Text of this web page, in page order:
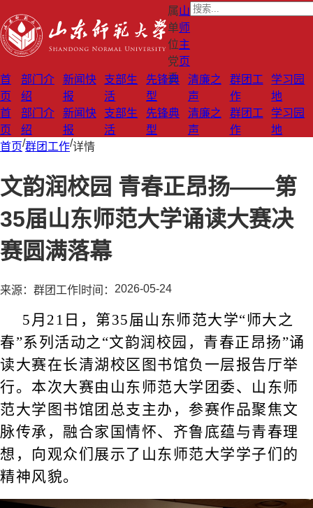
属
单
位
党
委
山
师
主
页
首
页
部门介
绍
新闻快
报
支部生
活
先锋典
型
清廉之
声
群团工
作
学习园
地
首
页
部门介
绍
新闻快
报
支部生
活
先锋典
型
清廉之
声
群团工
作
学习园
地
首页/群团工作/详情
文韵润校园 青春正昂扬——第
35届山东师范大学诵读大赛决
赛圆满落幕
来源： 群团工作 时间： 2026-05-24
5月21日，第35届山东师范大学“师大之
春”系列活动之“文韵润校园，青春正昂扬”诵
读大赛在长清湖校区图书馆负一层报告厅举
行。本次大赛由山东师范大学团委、山东师
范大学图书馆团总支主办，参赛作品聚焦文
脉传承，融合家国情怀、齐鲁底蕴与青春理
想，向观众们展示了山东师范大学学子们的
精神风貌。